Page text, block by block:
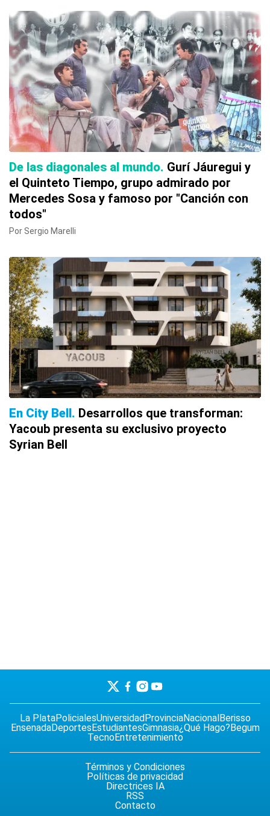
De las diagonales al mundo Gurí Jáuregui y
el Quinteto Tiempo, grupo admirado por
Mercedes Sosa y famoso por "Canción con
todos"
Por Sergio Marelli
En City Bell Desarrollos que transforman:
Yacoub presenta su exclusivo proyecto
Syrian Bell
La PlataPolicialesUniversidad ProvinciaNacional Berisso
EnsenadaDeportes EstudiantesGimnasia¿Qué Hago? Begum
TecnoEntretenimiento
Términos y Condiciones
Políticas de privacidad
Directrices IA
RSS
Contacto